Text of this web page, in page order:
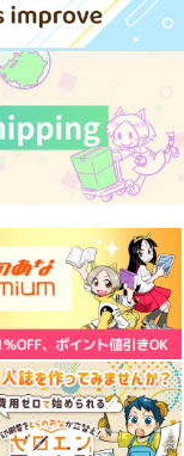
エポード・マキアーイ
メージイラスト集『フ
ァンタズマ（亡霊）』
うすべに文庫
1,210円（税込）
イデア×アズール
サンプル
作品詳細